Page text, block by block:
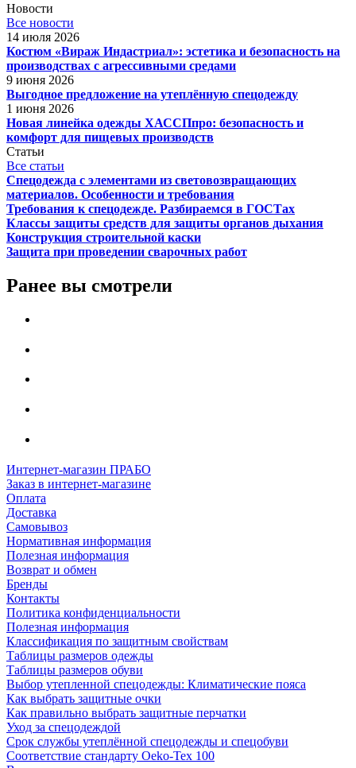
Новости
Все новости
14 июля 2026
Костюм «Вираж Индастриал»: эстетика и безопасность на
производствах с агрессивными средами
9 июня 2026
Выгодное предложение на утеплённую спецодежду
1 июня 2026
Новая линейка одежды ХАССПпро: безопасность и
комфорт для пищевых производств
Статьи
Все статьи
Спецодежда с элементами из световозвращающих
материалов. Особенности и требования
Требования к спецодежде. Разбираемся в ГОСТах
Классы защиты средств для защиты органов дыхания
Конструкция строительной каски
Защита при проведении сварочных работ
Ранее вы смотрели
Интернет-магазин ПРАБО
Заказ в интернет-магазине
Оплата
Доставка
Самовывоз
Нормативная информация
Полезная информация
Возврат и обмен
Бренды
Контакты
Политика конфиденциальности
Полезная информация
Классификация по защитным свойствам
Таблицы размеров одежды
Таблицы размеров обуви
Выбор утепленной спецодежды: Климатические пояса
Как выбрать защитные очки
Как правильно выбрать защитные перчатки
Уход за спецодеждой
Срок службы утеплённой спецодежды и спецобуви
Соответствие стандарту Oeko-Tex 100